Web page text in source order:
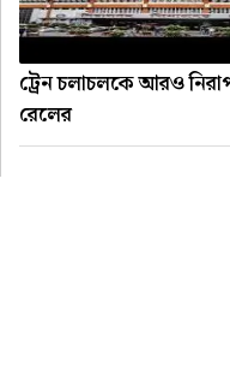
ট্রেন চলাচলকে আরও
রেলের